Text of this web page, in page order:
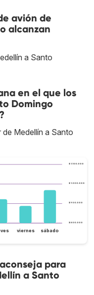
avión de
alcanzan
a Santo
en el que los
Domingo
Medellín a Santo
$ 800.000
$ 900.000
$ 1.000.000
$ 1.100.000
viernes sábado
para
a Santo